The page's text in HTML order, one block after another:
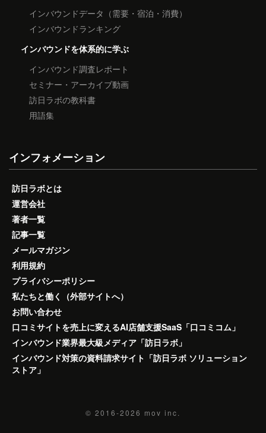
インバウンドデータ（需要・宿泊・消費）
インバウンドランキング
インバウンドを体系的に学ぶ
インバウンド調査レポート
セミナー・アーカイブ動画
訪日ラボの教科書
用語集
インフォメーション
訪日ラボとは
運営会社
著者一覧
記事一覧
メールマガジン
利用規約
プライバシーポリシー
私たちと働く（外部サイトへ）
お問い合わせ
口コミサイトを売上に変えるAI店舗支援SaaS「口コミコム」
インバウンド業界最大級メディア「訪日ラボ」
インバウンド対策の資料請求サイト「訪日ラボ ソリューション
ストア」
© 2016-2026 mov inc.